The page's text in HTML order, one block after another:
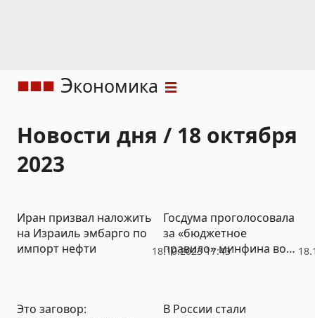
Экономика
Новости дня / 18 октября
2023
18.10.2023 17:43
Иран призвал наложить
на Израиль эмбарго по
импорт нефти
Госдума проголосовала
за «бюджетное
правило» минфина во
Это заговор:
В России стали